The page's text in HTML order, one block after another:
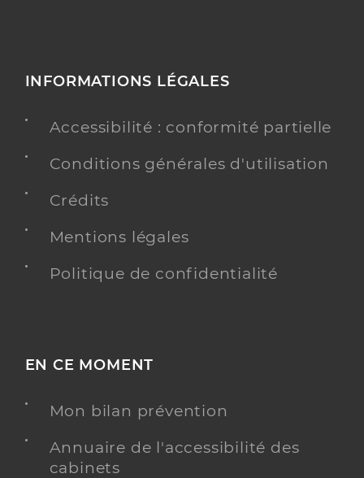
INFORMATIONS LÉGALES
Accessibilité : conformité partielle
Conditions générales d'utilisation
Crédits
Mentions légales
Politique de confidentialité
EN CE MOMENT
Mon bilan prévention
Annuaire de l'accessibilité des
cabinets